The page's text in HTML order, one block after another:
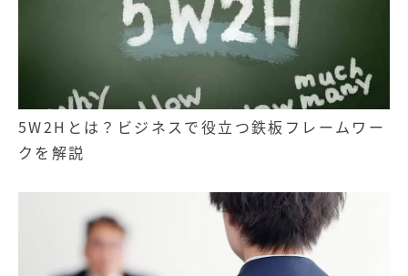
5W2Hとは？ビジネスで役立つ鉄板フレームワー
クを解説